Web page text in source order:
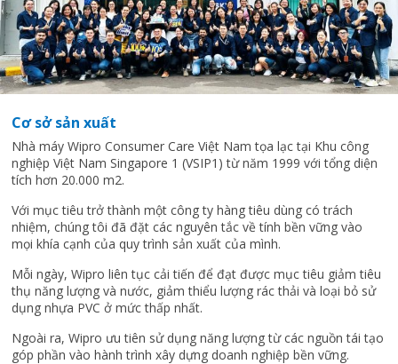
Cơ sở sản xuất
Nhà máy Wipro Consumer Care Việt Nam tọa lạc tại Khu công
nghiệp Việt Nam Singapore 1 (VSIP1) từ năm 1999 với tổng diện
tích hơn 20.000 m2.
Với mục tiêu trở thành một công ty hàng tiêu dùng có trách
nhiệm, chúng tôi đã đặt các nguyên tắc về tính bền vững vào
mọi khía cạnh của quy trình sản xuất của mình.
Mỗi ngày, Wipro liên tục cải tiến để đạt được mục tiêu giảm tiêu
thụ năng lượng và nước, giảm thiểu lượng rác thải và loại bỏ sử
dụng nhựa PVC ở mức thấp nhất.
Ngoài ra, Wipro ưu tiên sử dụng năng lượng từ các nguồn tái tạo
góp phần vào hành trình xây dựng doanh nghiệp bền vững.